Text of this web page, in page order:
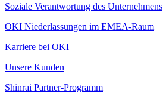
Soziale Verantwortung des Unternehmens
OKI Niederlassungen im EMEA-Raum
Karriere bei OKI
Unsere Kunden
Shinrai Partner-Programm